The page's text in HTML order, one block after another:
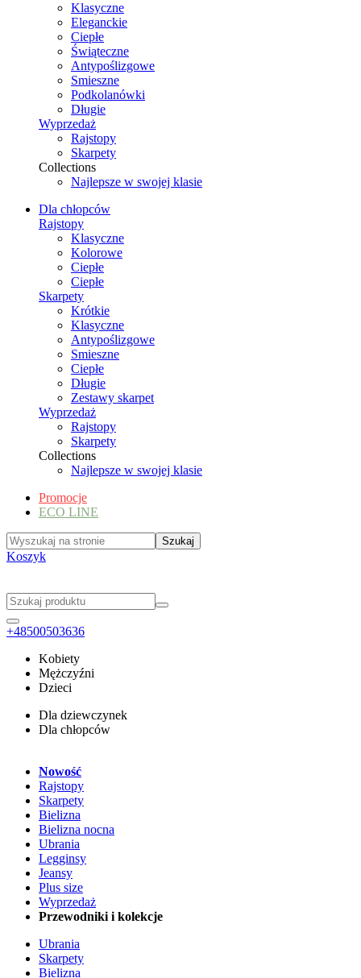
Klasyczne
Eleganckie
Ciepłe
Świąteczne
Antypoślizgowe
Smieszne
Podkolanówki
Długie
Wyprzedaż
Rajstopy
Skarpety
Collections
Najlepsze w swojej klasie
Dla chłopców
Rajstopy
Klasyczne
Kolorowe
Ciepłe
Ciepłe
Skarpety
Krótkie
Klasyczne
Antypoślizgowe
Smieszne
Ciepłe
Długie
Zestawy skarpet
Wyprzedaż
Rajstopy
Skarpety
Collections
Najlepsze w swojej klasie
Promocje
ECO LINE
Koszyk
+48500503636
Kobiety
Mężczyźni
Dzieci
Dla dziewczynek
Dla chłopców
Nowość
Rajstopy
Skarpety
Bielizna
Bielizna nocna
Ubrania
Legginsy
Jeansy
Plus size
Wyprzedaż
Przewodniki i kolekcje
Ubrania
Skarpety
Bielizna